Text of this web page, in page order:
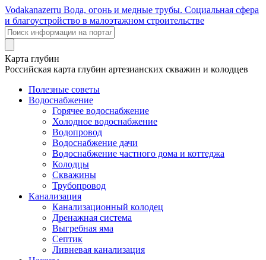
Vodakanazerru Вода, огонь и медные трубы. Социальная сфера
и благоустройство в малоэтажном строительстве
Карта глубин
Российская карта глубин артезианских скважин и колодцев
Полезные советы
Водоснабжение
Горячее водоснабжение
Холодное водоснабжение
Водопровод
Водоснабжение дачи
Водоснабжение частного дома и коттеджа
Колодцы
Скважины
Трубопровод
Канализация
Канализационный колодец
Дренажная система
Выгребная яма
Септик
Ливневая канализация